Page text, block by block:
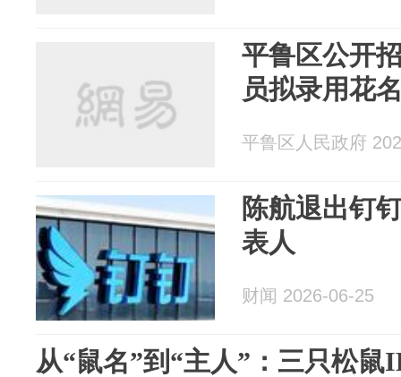
平鲁区公开
员拟录用花
平鲁区人民政府
陈航退出钉
表人
财闻 2026-06-25
从“鼠名”到“主人”：三只松鼠